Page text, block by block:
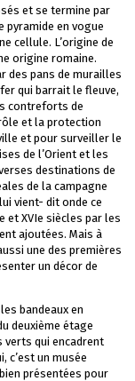
et se termine par
pyramide en vogue
cellule. L’origine de
origine romaine.
des pans de murailles
qui barrait le fleuve,
contreforts de
et la protection
et pour surveiller le
de l’Orient et les
destinations de
de la campagne
vient- dit onde ce
et XVIe siècles par les
ajoutées. Mais à
une des premières
un décor de
bandeaux en
deuxième étage
qui encadrent
c’est un musée
présentées pour